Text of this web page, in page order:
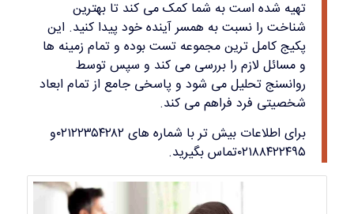
تهیه شده است به شما کمک می کند تا بهترین
شناخت را نسبت به همسر آینده خود پیدا کنید. این
پکیج کامل ترین مجموعه تست بوده و تمام زمینه ها
و مسائل لازم را بررسی می کند و سپس توسط
روانسنج تحلیل می شود و پاسخی جامع از تمام ابعاد
شخصیتی فرد فراهم می کند.
برای اطلاعات بیش تر با شماره های ۰۲۱۲۲۳۵۴۲۸۲و
۰۲۱۸۸۴۲۲۴۹۵تماس بگیرید.